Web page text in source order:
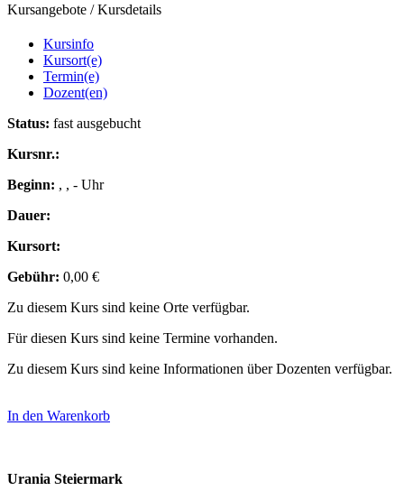
Kursangebote /Kursdetails
Kursinfo
Kursort(e)
Termin(e)
Dozent(en)
Status: fast ausgebucht
Kursnr.:
Beginn: , , - Uhr
Dauer:
Kursort:
Gebühr: 0,00 €
Zu diesem Kurs sind keine Orte verfügbar.
Für diesen Kurs sind keine Termine vorhanden.
Zu diesem Kurs sind keine Informationen über Dozenten verfügbar.
In den Warenkorb
Urania Steiermark